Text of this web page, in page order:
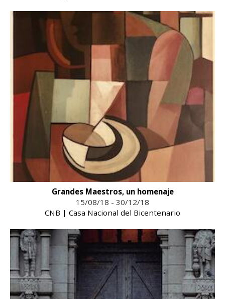
Grandes Maestros, un homenaje
15/08/18 - 30/12/18
CNB | Casa Nacional del Bicentenario